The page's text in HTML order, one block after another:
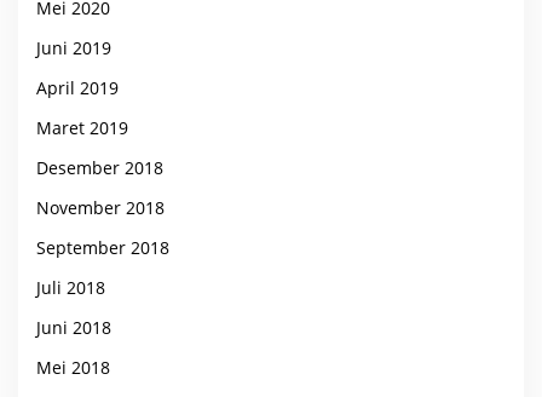
Mei 2020
Juni 2019
April 2019
Maret 2019
Desember 2018
November 2018
September 2018
Juli 2018
Juni 2018
Mei 2018